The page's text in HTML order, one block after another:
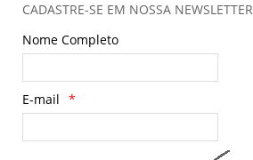
CADASTRE-SE EM NOSSA NEWSLETTER
Nome Completo
E-mail